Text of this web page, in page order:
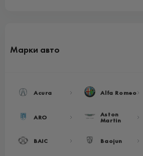
Марки авто
Acura Alfa Romeo
ARO Aston
Martin
BAIC Baojun